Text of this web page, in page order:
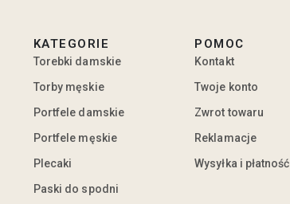
KATEGORIE
Torebki damskie
Torby męskie
Portfele damskie
Portfele męskie
Plecaki
Paski do spodni
POMOC
Kontakt
Twoje konto
Zwrot towaru
Reklamacje
Wysyłka i płatność